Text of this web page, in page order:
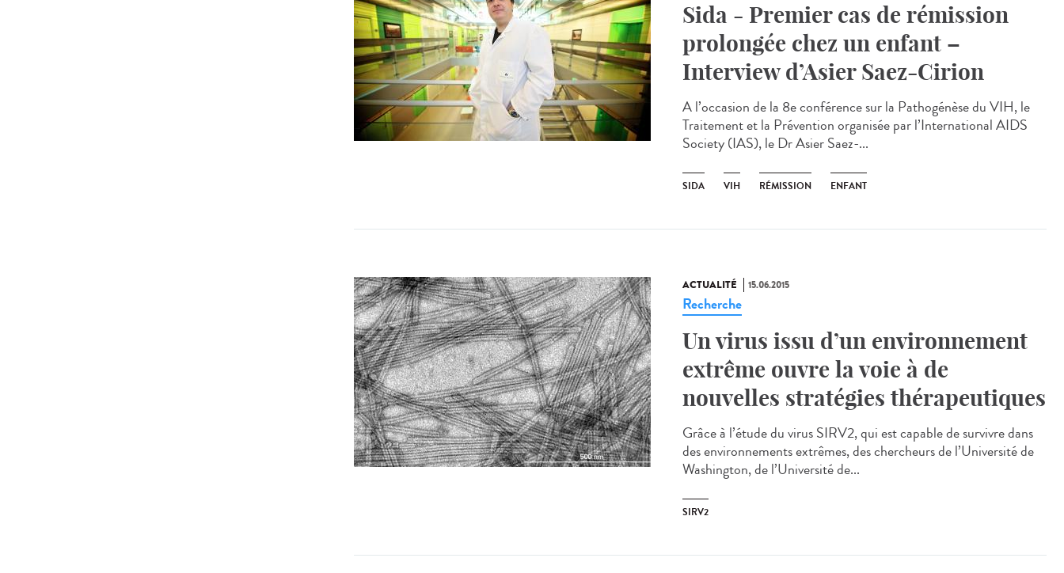
Sida - Premier cas de rémission
prolongée chez un enfant –
Interview d’Asier Saez-Cirion
A l’occasion de la 8e conférence sur la Pathogénèse du VIH, le
Traitement et la Prévention organisée par l’International AIDS
Society (IAS), le Dr Asier Saez-...
SIDA VIH RÉMISSION ENFANT
ACTUALITÉ 15.06.2015
Recherche
Un virus issu d’un environnement
extrême ouvre la voie à de
nouvelles stratégies thérapeutiques
Grâce à l’étude du virus SIRV2, qui est capable de survivre dans
des environnements extrêmes, des chercheurs de l’Université de
Washington, de l’Université de...
SIRV2